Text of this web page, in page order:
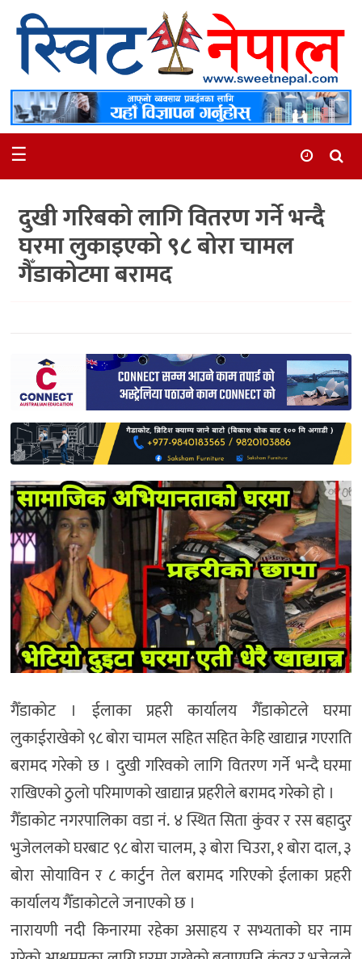
समाचार
स्थानीय
मनोरञ्जन
अन्तर्वार्ता
समाज
साहित्य
प्रदेश
English
☰
दुखी गरिबको लागि वितरण गर्ने भन्दै
घरमा लुकाइएको ९८ बोरा चामल
गैँडाकोटमा बरामद
गैँडाकोट । ईलाका प्रहरी कार्यालय गैँडाकोटले घरमा
लुकाईराखेको ९८ बोरा चामल सहित सहित केहि खाद्यान्न गएराति
बरामद गरेको छ । दुखी गरिवको लागि वितरण गर्ने भन्दै घरमा
राखिएको ठुलो परिमाणको खाद्यान्न प्रहरीले बरामद गरेको हो ।
गैँडाकोट नगरपालिका वडा नं. ४ स्थित सिता कुंवर र रस बहादुर
भुजेललको घरबाट ९८ बोरा चालम, ३ बोरा चिउरा, १ बोरा दाल, ३
बोरा सोयाविन र ८ कार्टुन तेल बरामद गरिएको ईलाका प्रहरी
कार्यालय गैँडाकोटले जनाएको छ ।
नारायणी नदी किनारमा रहेका असाहय र सभ्यताको घर नाम